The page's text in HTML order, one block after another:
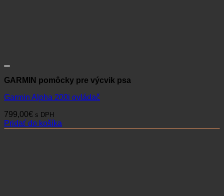
GARMIN pomôcky pre výcvik psa
Garmin Alpha 200i ovládač
799,00€ s DPH
Pridať do košíka